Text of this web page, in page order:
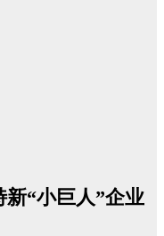
“小巨人”企业